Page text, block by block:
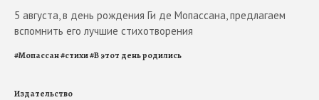
5 августа, в день рождения Ги де Мопассана, предлагаем
вспомнить его лучшие стихотворения
#Мопассан#стихи#В этот день родились
Издательство